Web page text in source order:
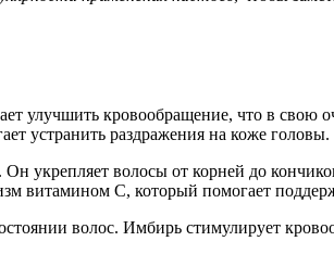
улучшить кровообращение, что в свою
устранить раздражения на коже головы.
укрепляет волосы от корней до
витамином C, который помогает
волос. Имбирь стимулирует